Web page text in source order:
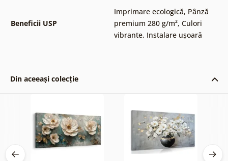
Beneficii USP
Imprimare ecologică, Pânză
premium 280 g/m², Culori
vibrante, Instalare ușoară
Din aceeași colecție